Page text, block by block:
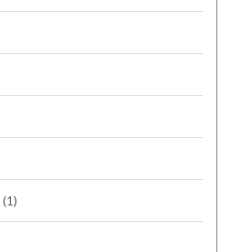
(1)